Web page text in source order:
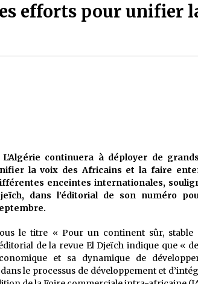
Quand on va vite
efforts pour unifier
L’Algérie continuera à déployer de
la voix des Africains et la faire
enceintes internationales,
dans l’éditorial de son numéro
le titre « Pour un continent sûr, stable
de la revue El Djeïch indique que «
et sa dynamique de
le processus de développement et